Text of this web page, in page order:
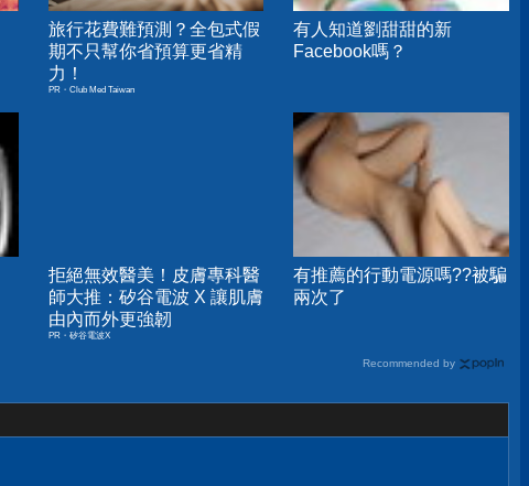
旅行花費難預測？全包式假
期不只幫你省預算更省精
力！
PR・Club Med Taiwan
有人知道劉甜甜的新
Facebook嗎？
拒絕無效醫美！皮膚專科醫
師大推：矽谷電波 X 讓肌膚
由內而外更強韌
PR・矽谷電波X
有推薦的行動電源嗎??被騙
兩次了
Recommended by